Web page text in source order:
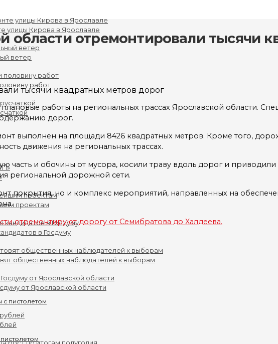
улицы Кирова в Ярославле
ветер
работ
проектам
в Госдуму
общественных наблюдателей к выборам
от Ярославской области
области отремонтировали тысячи
работы на региональных трассах Ярославской области.
дорог.
выполнен на площади 8426 квадратных метров. Кроме того,
движения на региональных трассах.
и обочины от мусора, косили траву вдоль дорог и
региональной дорожной сети.
покрытия, но и комплекс мероприятий, направленных на
отремонтируют дорогу от Семибратова до Халдеева.